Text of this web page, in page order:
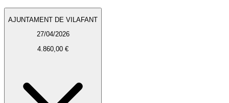
AJUNTAMENT DE VILAFANT
27/04/2026
4.860,00 €